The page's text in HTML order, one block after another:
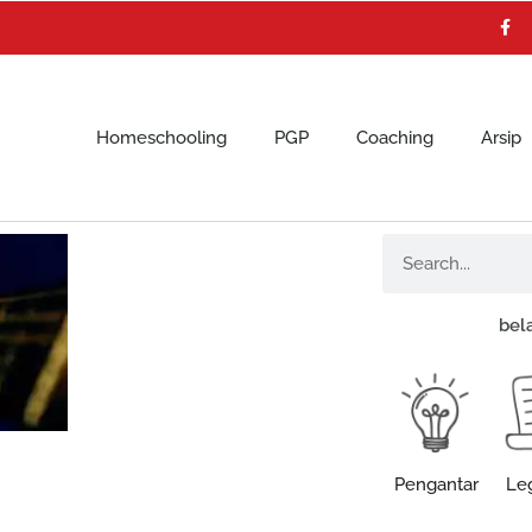
a
c
e
Homeschooling PGP Coaching Arsip
Pengantar